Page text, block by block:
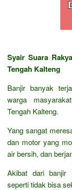
Syair Suara
Tengah Kalteng
Banjir banyak
warga
Tengah Kalteng.
Yang sangat
dan motor yang
air bersih, dan
Akibat dari banjir
seperti tidak bisa